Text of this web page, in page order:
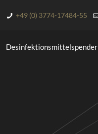
+49 (0) 3774-17484-55
Desinfektionsmittelspender